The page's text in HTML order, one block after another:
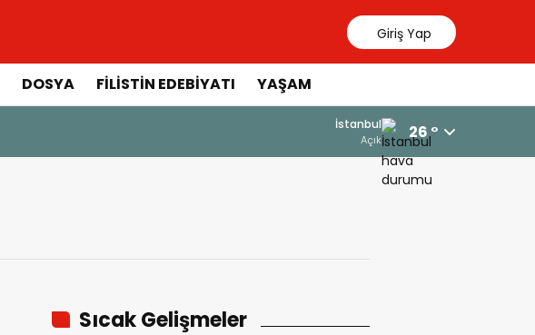
Giriş Yap
DOSYA FILISTIN EDEBIYATI YAŞAM
İstanbul
Açık 26 °
Sıcak Gelişmeler